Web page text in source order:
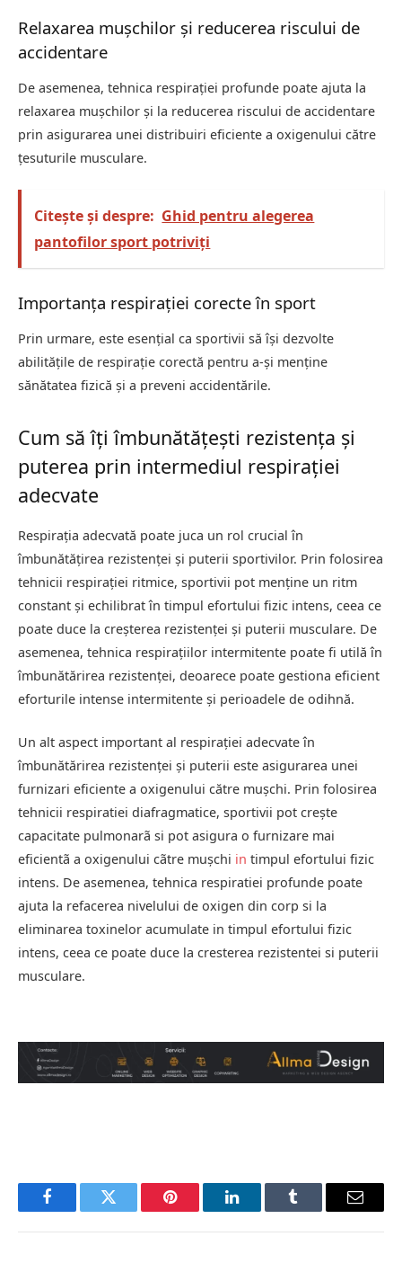
Relaxarea mușchilor și reducerea riscului de
accidentare
De asemenea, tehnica respirației profunde poate ajuta la
relaxarea mușchilor și la reducerea riscului de accidentare
prin asigurarea unei distribuiri eficiente a oxigenului către
țesuturile musculare.
Citește și despre: Ghid pentru alegerea
pantofilor sport potriviți
Importanța respirației corecte în sport
Prin urmare, este esențial ca sportivii să își dezvolte
abilitățile de respirație corectă pentru a-și menține
sănătatea fizică și a preveni accidentările.
Cum să îți îmbunătățești rezistența și
puterea prin intermediul respirației
adecvate
Respirația adecvată poate juca un rol crucial în
îmbunătățirea rezistenței și puterii sportivilor. Prin folosirea
tehnicii respirației ritmice, sportivii pot menține un ritm
constant și echilibrat în timpul efortului fizic intens, ceea ce
poate duce la creșterea rezistenței și puterii musculare. De
asemenea, tehnica respirațiilor intermitente poate fi utilă în
îmbunătărirea rezistenței, deoarece poate gestiona eficient
eforturile intense intermitente și perioadele de odihnă.
Un alt aspect important al respirației adecvate în
îmbunătărirea rezistenței și puterii este asigurarea unei
furnizari eficiente a oxigenului către mușchi. Prin folosirea
tehnicii respiratiei diafragmatice, sportivii pot crește
capacitate pulmonarã si pot asigura o furnizare mai
eficientã a oxigenului cãtre mușchi in timpul efortului fizic
intens. De asemenea, tehnica respiratiei profunde poate
ajuta la refacerea nivelului de oxigen din corp si la
eliminarea toxinelor acumulate in timpul efortului fizic
intens, ceea ce poate duce la cresterea rezistentei si puterii
musculare.
FacebookTwitter Pinterest LinkedInTumblr Email